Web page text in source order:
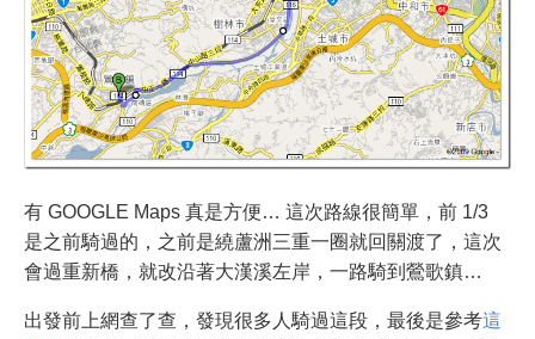
有 GOOGLE Maps 真是方便… 這次路線很簡單，前 1/3
是之前騎過的，之前是繞蘆洲三重一圈就回關渡了，這次
會過重新橋，就改沿著大漢溪左岸，一路騎到鶯歌鎮…
出發前上網查了查，發現很多人騎過這段，最後是參考這